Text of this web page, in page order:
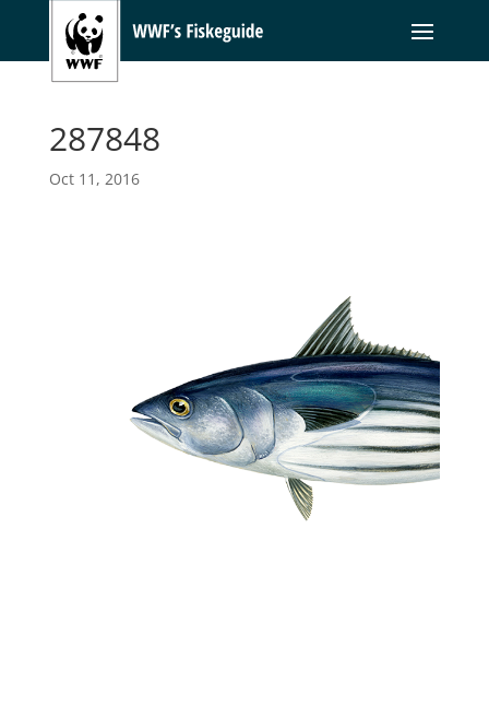
287848
Oct 11, 2016